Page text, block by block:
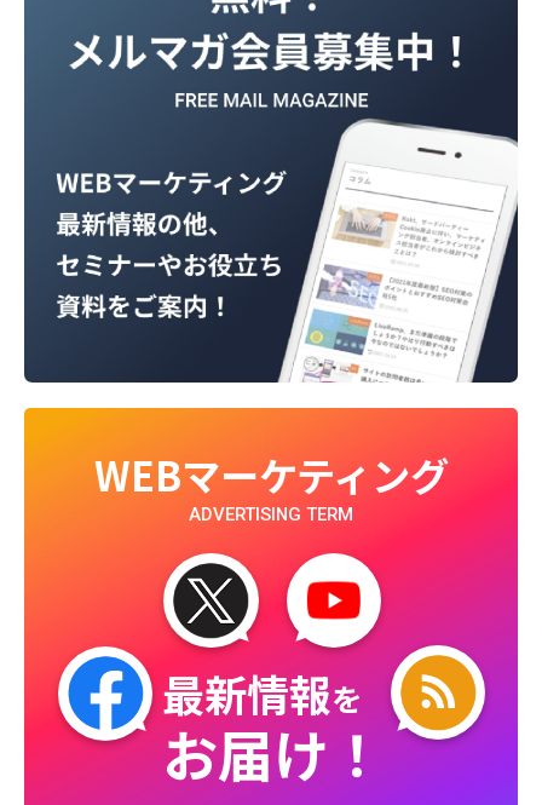
WEBマーケティング
ADVERTISING TERM
最新情報を
お届け！